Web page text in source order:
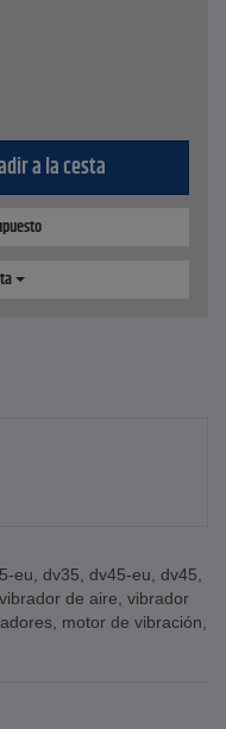
a la cesta
eu, dv35, dv45-eu, dv45,
vibrador de aire, vibrador
, motor de vibración,